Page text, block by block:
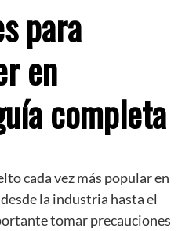
para
en
completa
cada vez más popular en
la industria hasta el
tomar precauciones